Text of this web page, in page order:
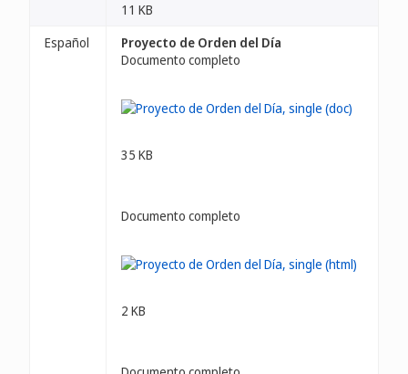
11 KB
Español
Proyecto de Orden del Día
Documento completo
35 KB
Documento completo
2 KB